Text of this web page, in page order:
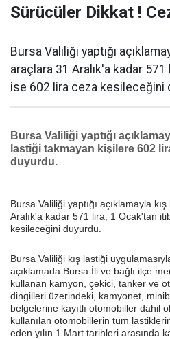
Sürücüler Dikkat !
Bursa Valiliği yaptığı
araçlara 31 Aralık'a kadar
ise 602 lira ceza kesileceğini
Bursa Valiliği yaptığı
lastiği takmayan kişilere 602
duyurdu.
Bursa Valiliği yaptığı açıklamayla
Aralık'a kadar 571 lira, 1 Ocak'tan
kesileceğini duyurdu.
Bursa Valiliği kış lastiği
açıklamada Bursa İli ve bağlı ilçe
kullanan kamyon, çekici, tanker ve
dingilleri üzerindeki, kamyonet,
belgelerine kayıtlı otomobiller dahil
kullanılan otomobillerin tüm
eden yılın 1 Mart tarihleri arasında